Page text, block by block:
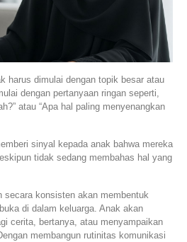
harus dimulai dengan topik besar atau
dengan pertanyaan ringan seperti,
atau “Apa hal paling menyenangkan
sinyal kepada anak bahwa mereka
tidak sedang membahas hal yang
secara konsisten akan membentuk
di dalam keluarga. Anak akan
cerita, bertanya, atau menyampaikan
membangun rutinitas komunikasi